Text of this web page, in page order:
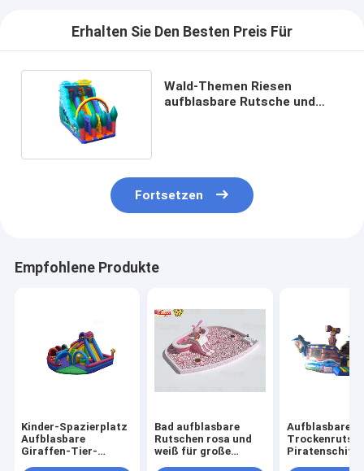
Erhalten Sie Den Besten Preis Für
Wald-Themen Riesen
aufblasbare Rutsche und
Fortsetzen
Empfohlene Produkte
Kinder-Spazierplatz
Aufblasbare
Giraffen-Tier-
Bad aufblasbare
Rutschen rosa und
weiß für große
Aufblasbare
Piratenschiffe